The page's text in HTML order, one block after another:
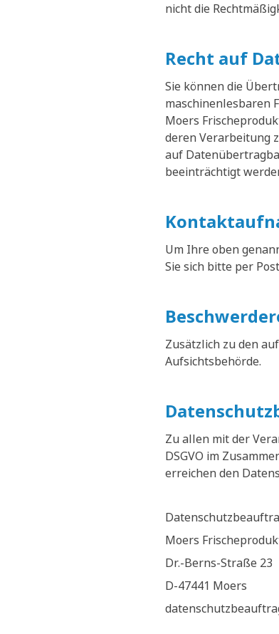
nicht die
Recht auf
Sie können die
maschinenlesbaren
Moers
deren Verarbeitung
auf
beeinträchtigt
Um Ihre oben
Sie sich bitte per
Zusätzlich zu den
Aufsichtsbehörde.
Zu allen mit der
DSGVO im
erreichen den
Moers
Dr.-Berns-Straße 23
D-47441 Moers